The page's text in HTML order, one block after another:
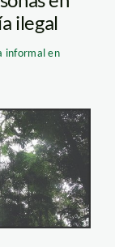
ilegal
informal en